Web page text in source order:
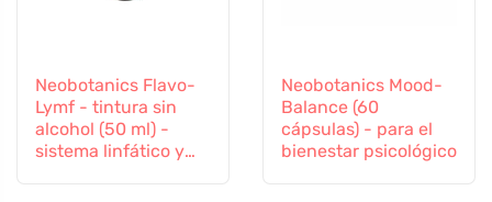
Neobotanics Flavo-
Lymf - tintura sin
alcohol (50 ml) -
sistema linfático y
Neobotanics Mood-
Balance (60
cápsulas) - para el
bienestar psicológico